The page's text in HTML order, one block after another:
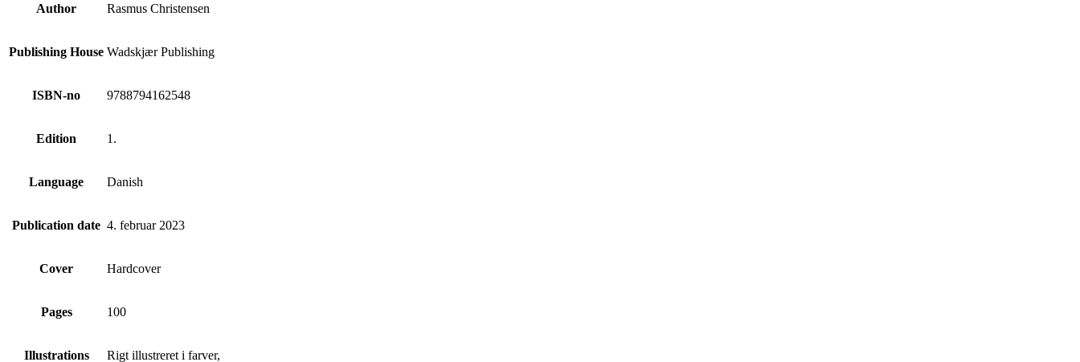
Author Rasmus Christensen
Publishing House Wadskjær Publishing
ISBN-no 9788794162548
Edition 1.
Language Danish
Publication date 4. februar 2023
Cover Hardcover
Pages 100
Illustrations Rigt illustreret i farver,